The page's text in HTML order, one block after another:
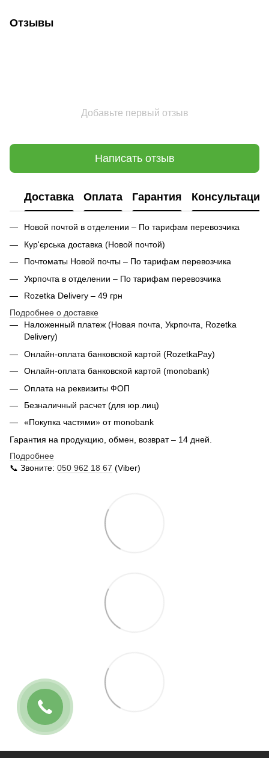
Отзывы
Добавьте первый отзыв
Написать отзыв
Доставка Оплата Гарантия Консультация
Новой почтой в отделении – По тарифам перевозчика
Кур'єрська доставка (Новой почтой)
Почтоматы Новой почты – По тарифам перевозчика
Укрпочта в отделении – По тарифам перевозчика
Rozetka Delivery – 49 грн
Подробнее о доставке
Наложенный платеж (Новая почта, Укрпочта, Rozetka
Delivery)
Онлайн-оплата банковской картой (RozetkaPay)
Онлайн-оплата банковской картой (monobank)
Оплата на реквизиты ФОП
Безналичный расчет (для юр.лиц)
«Покупка частями» от monobank
Гарантия на продукцию, обмен, возврат – 14 дней.
Подробнее
📞 Звоните: 050 962 18 67 (Viber)